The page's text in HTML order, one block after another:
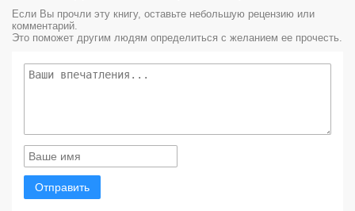
Если Вы прочли эту книгу, оставьте небольшую рецензию или
комментарий.
Это поможет другим людям определиться с желанием ее прочесть.
Отправить